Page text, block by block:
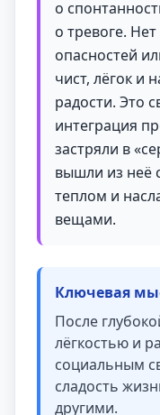
о
о тревоге.
опасностей
чист, лёгок и
радости. Это
интеграция
застряли в
вышли из неё
теплом и
вещами.
Ключевая
После
лёгкостью и
социальным
сладость
другими.